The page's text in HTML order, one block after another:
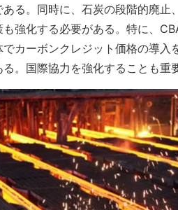
る。同時に、石炭の段階的廃止
強化する必要がある。特に、
カーボンクレジット価格の導入
。国際協力を強化することも重